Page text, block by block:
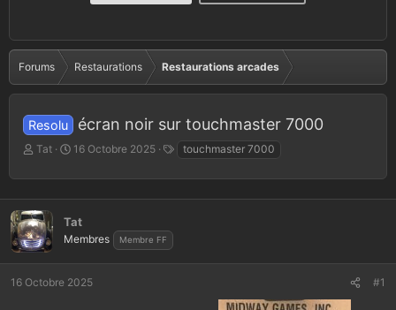
Forums Restaurations Restaurations arcades
Resolu écran noir sur touchmaster 7000
A
t
u
r
d
a
Tat
D
t
e
d
u
16 Octobre 2025
g
touchmaster 7000
Tat
Membres Membre FF
16 Octobre 2025 #1